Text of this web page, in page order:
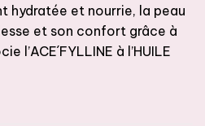
hydratée et nourrie, la peau
et son confort grâce à
l’ACE´FYLLINE à l’HUILE